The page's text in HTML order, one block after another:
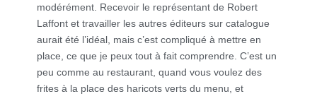
modérément. Recevoir le représentant de Robert
Laffont et travailler les autres éditeurs sur catalogue
aurait été l’idéal, mais c’est compliqué à mettre en
place, ce que je peux tout à fait comprendre. C’est un
peu comme au restaurant, quand vous voulez des
frites à la place des haricots verts du menu, et